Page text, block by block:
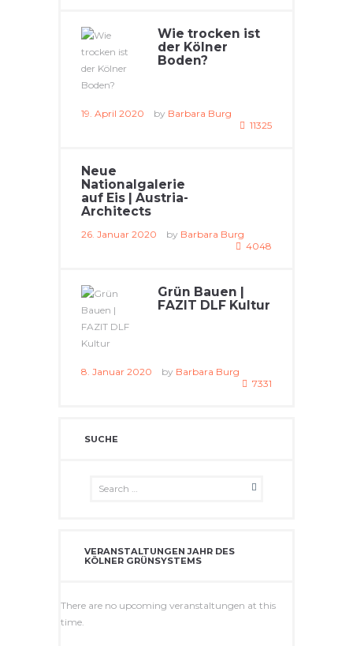
Wie trocken ist
der Kölner
Boden?
19. April 2020 by Barbara Burg
11325
Neue
Nationalgalerie
auf Eis | Austria-
Architects
26. Januar 2020 by Barbara Burg
4048
Grün Bauen |
FAZIT DLF Kultur
8. Januar 2020 by Barbara Burg
7331
SUCHE
VERANSTALTUNGEN JAHR DES
KÖLNER GRÜNSYSTEMS
There are no upcoming veranstaltungen at this
time.